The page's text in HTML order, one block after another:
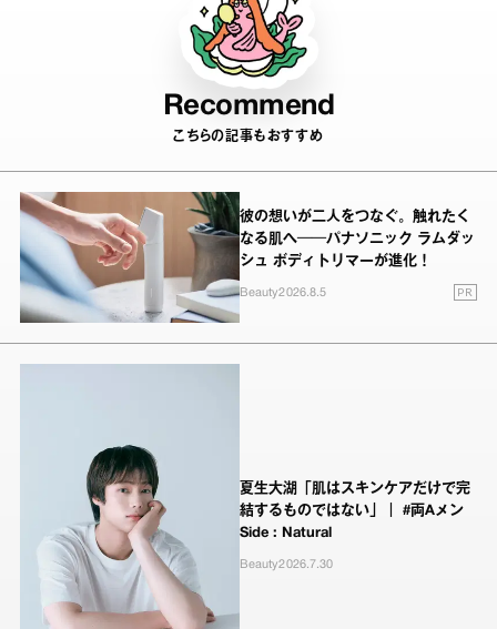
Recommend
こちらの記事もおすすめ
彼の想いが二人をつなぐ。触れたく
なる肌へ──パナソニック ラムダッ
シュ ボディトリマーが進化！
Beauty2026.8.5 PR
夏生大湖「肌はスキンケアだけで完
結するものではない」｜ #両Aメン
Side : Natural
Beauty2026.7.30